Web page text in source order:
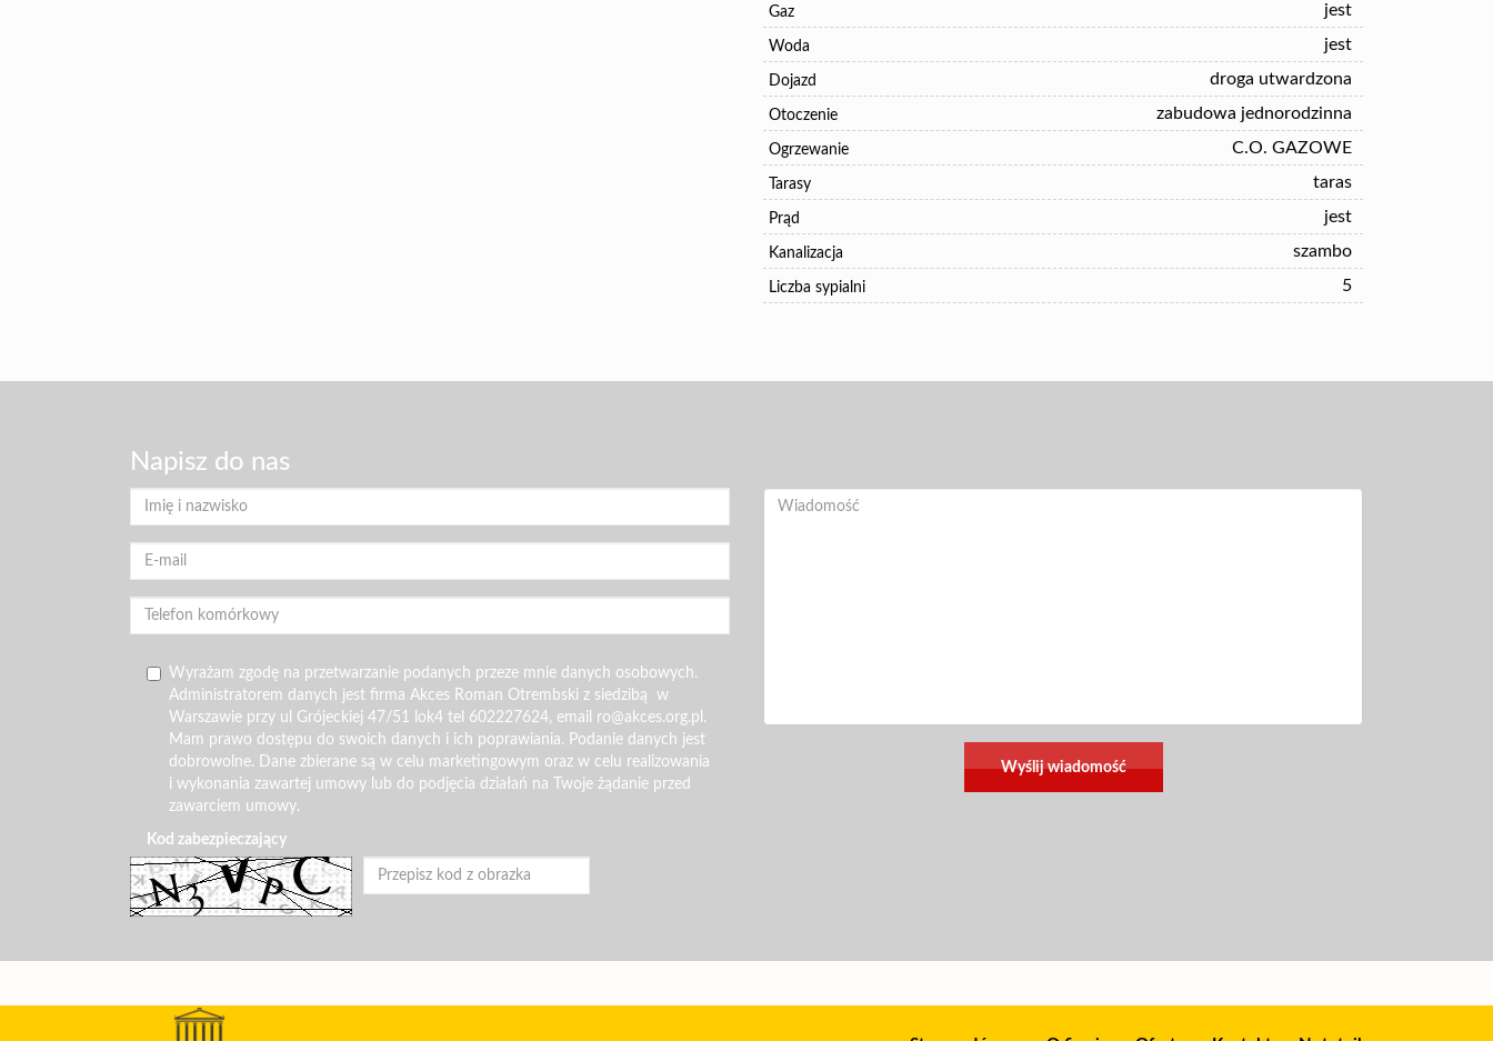
Gaz jest
Woda jest
Dojazd droga utwardzona
Otoczenie zabudowa jednorodzinna
Ogrzewanie C.O. GAZOWE
Tarasy taras
Prąd jest
Kanalizacja szambo
Liczba sypialni 5
Napisz do nas
Wyrażam zgodę na przetwarzanie podanych przeze mnie danych osobowych.
Administratorem danych jest firma Akces Roman Otrembski z siedzibą w
Warszawie przy ul Grójeckiej 47/51 lok4 tel 602227624, email ro@akces.org.pl.
Mam prawo dostępu do swoich danych i ich poprawiania. Podanie danych jest
dobrowolne. Dane zbierane są w celu marketingowym oraz w celu realizowania
i wykonania zawartej umowy lub do podjęcia działań na Twoje żądanie przed
zawarciem umowy.
Kod zabezpieczający